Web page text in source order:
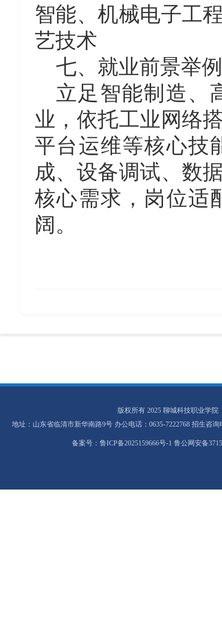
智能、机械电子工
艺技术
七、就业前景举例
立足智能制造、
业，依托工业网络
平台运维等核心技
成、设备调试、数
核心需求，岗位适
阔。
版权所有 2025 聊城科技职业学院
地址：山东省临清市新华南路9号 办公电话：0635-7222768 招生咨询
备案号：鲁ICP备2025159666号-1 鲁公网安备